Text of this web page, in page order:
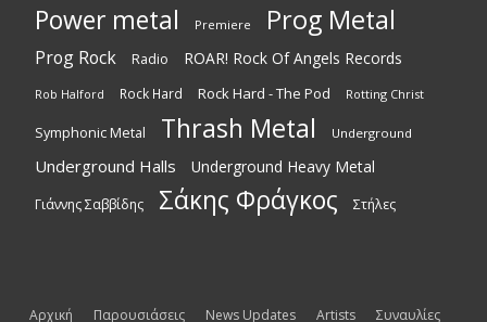
Power metal Premiere Prog Metal
Prog Rock Radio ROAR! Rock Of Angels Records
Rob Halford Rock Hard Rock Hard - The Pod Rotting Christ
Symphonic Metal Thrash Metal Underground
Underground Halls Underground Heavy Metal
Γιάννης Σαββίδης Σάκης Φράγκος Στήλες
Αρχική Παρουσιάσεις News Updates Artists Συναυλίες